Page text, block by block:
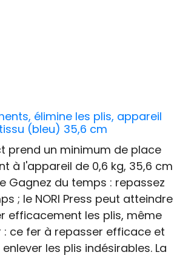
élimine les plis, appareil
(bleu) 35,6 cm
prend un minimum de place
à l'appareil de 0,6 kg, 35,6 cm
Gagnez du temps : repassez
; le NORI Press peut atteindre
efficacement les plis, même
ce fer à repasser efficace et
les plis indésirables. La